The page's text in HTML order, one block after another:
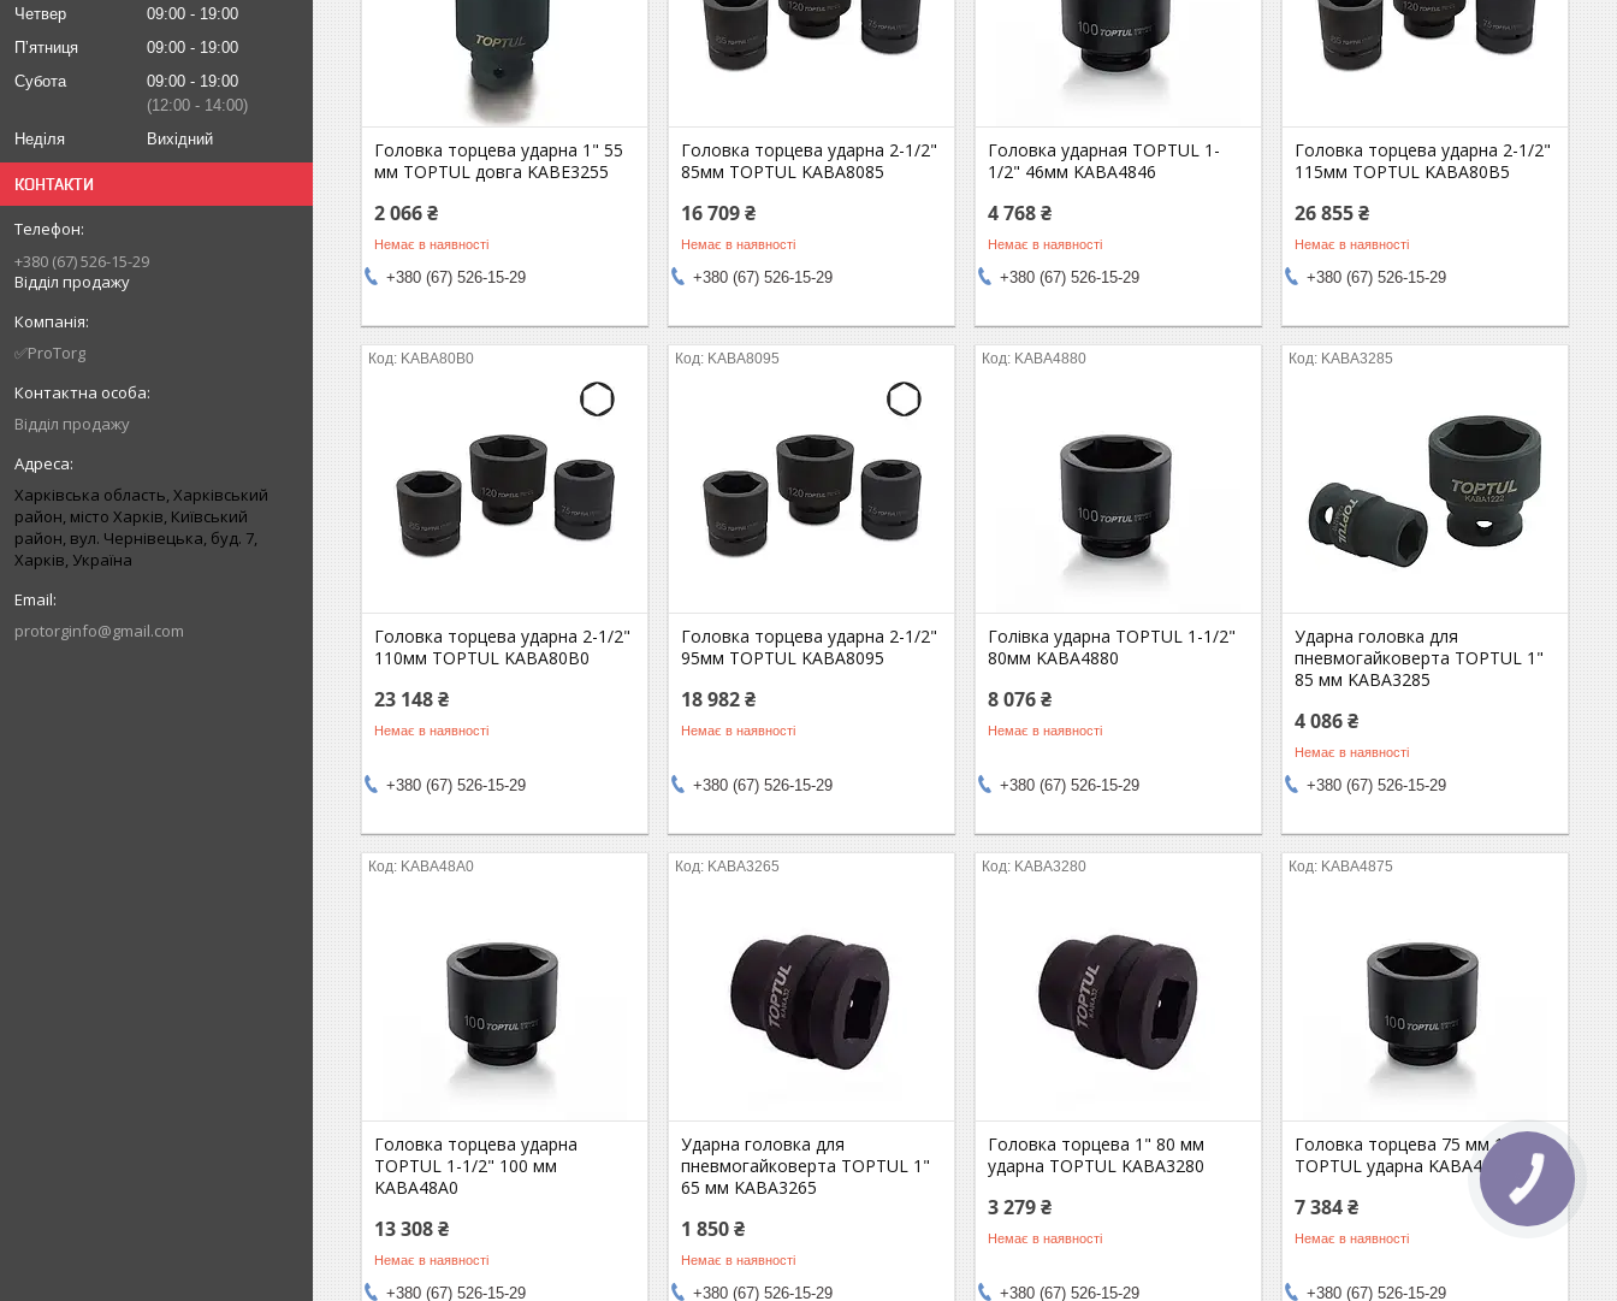
Четвер
09:00
19:00
Пʼятниця
09:00
19:00
Субота
09:00
19:00
12:00
14:00
Неділя
Вихідний
КОНТАКТИ
+380 (67) 526-15-29
Відділ продажу
✅ProTorg
Відділ продажу
Харківська область, Харківський
район, місто Харків, Київський
район, вул. Чернівецька, буд. 7,
Харків, Україна
protorginfo@gmail.com
Головка торцева ударна 1" 55
мм TOPTUL довга KABE3255
2 066 ₴
Немає в наявності
+380 (67) 526-15-29
Головка торцева ударна 2-1/2"
85мм TOPTUL KABA8085
16 709 ₴
Немає в наявності
+380 (67) 526-15-29
Головка ударная TOPTUL 1-
1/2" 46мм KABA4846
4 768 ₴
Немає в наявності
+380 (67) 526-15-29
Головка торцева ударна 2-1/2"
115мм TOPTUL KABA80B5
26 855 ₴
Немає в наявності
+380 (67) 526-15-29
KABA80B0
Головка торцева ударна 2-1/2"
110мм TOPTUL KABA80B0
23 148 ₴
Немає в наявності
+380 (67) 526-15-29
KABA8095
Головка торцева ударна 2-1/2"
95мм TOPTUL KABA8095
18 982 ₴
Немає в наявності
+380 (67) 526-15-29
KABA4880
Голівка ударна TOPTUL 1-1/2"
80мм KABA4880
8 076 ₴
Немає в наявності
+380 (67) 526-15-29
KABA3285
Ударна головка для
пневмогайковерта TOPTUL 1"
85 мм KABA3285
4 086 ₴
Немає в наявності
+380 (67) 526-15-29
KABA48A0
Головка торцева ударна
TOPTUL 1-1/2" 100 мм
KABA48A0
13 308 ₴
Немає в наявності
+380 (67) 526-15-29
KABA3265
Ударна головка для
пневмогайковерта TOPTUL 1"
65 мм KABA3265
1 850 ₴
Немає в наявності
+380 (67) 526-15-29
KABA3280
Головка торцева 1" 80 мм
ударна TOPTUL KABA3280
3 279 ₴
Немає в наявності
+380 (67) 526-15-29
KABA4875
Головка торцева 75 мм 1-1/2"
TOPTUL ударна KABA4875
7 384 ₴
Немає в наявності
+380 (67) 526-15-29